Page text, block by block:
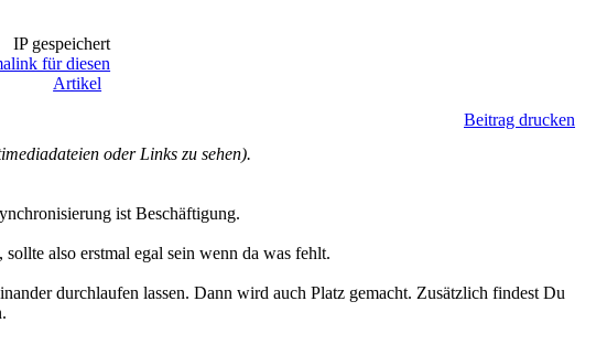
IP gespeichert
für diesen
Artikel
Beitrag drucken
oder Links zu sehen).
ist Beschäftigung.
also erstmal egal sein wenn da was fehlt.
durchlaufen lassen. Dann wird auch Platz gemacht. Zusätzlich findest Du